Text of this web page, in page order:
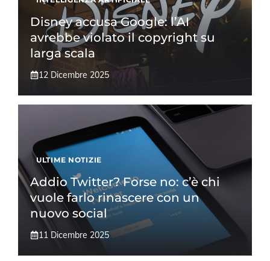
Disney accusa Google: l’AI
avrebbe violato il copyright su
larga scala
12 Dicembre 2025
ULTIME NOTIZIE
Addio Twitter? Forse no: c’è chi
vuole farlo rinascere con un
nuovo social
11 Dicembre 2025